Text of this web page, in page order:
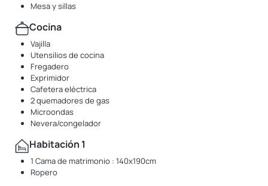
Mesa y sillas
Cocina
Vajilla
Utensilios de cocina
Fregadero
Exprimidor
Cafetera eléctrica
2 quemadores de gas
Microondas
Nevera/congelador
Habitación 1
1 Cama de matrimonio : 140x190cm
Ropero